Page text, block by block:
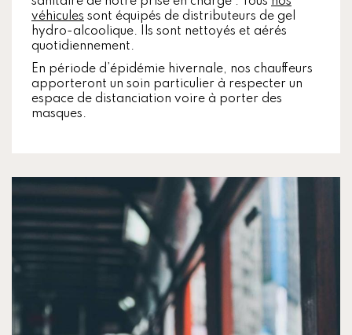
véhicules sont équipés de distributeurs de gel
hydro-alcoolique. Ils sont nettoyés et aérés
quotidiennement.
En période d’épidémie hivernale, nos chauffeurs
apporteront un soin particulier à respecter un
espace de distanciation voire à porter des
masques.